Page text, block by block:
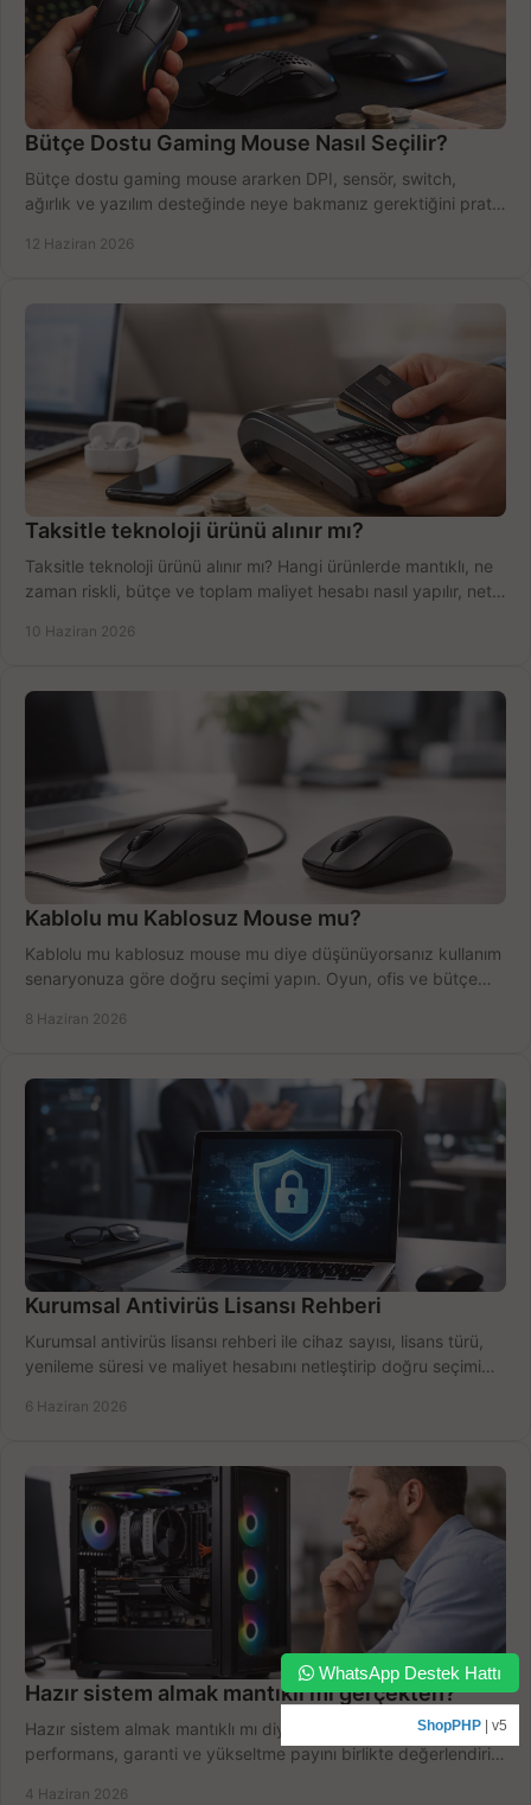
Bütçe Dostu Gaming Mouse Nasıl Seçilir?
Bütçe dostu gaming mouse ararken DPI, sensör, switch,
ağırlık ve yazılım desteğinde neye bakmanız gerektiğini pratik
12 Haziran 2026
Taksitle teknoloji ürünü alınır mı?
Taksitle teknoloji ürünü alınır mı? Hangi ürünlerde mantıklı, ne
zaman riskli, bütçe ve toplam maliyet hesabı nasıl yapılır, net
10 Haziran 2026
Kablolu mu Kablosuz Mouse mu?
Kablolu mu kablosuz mouse mu diye düşünüyorsanız kullanım
senaryonuza göre doğru seçimi yapın. Oyun, ofis ve bütçe
8 Haziran 2026
Kurumsal Antivirüs Lisansı Rehberi
Kurumsal antivirüs lisansı rehberi ile cihaz sayısı, lisans türü,
yenileme süresi ve maliyet hesabını netleştirip doğru seçimi
6 Haziran 2026
Hazır sistem almak mantıklı mı gerçekten?
Hazır sistem almak mantıklı mı diye düşünüyorsanız bütçe,
performans, garanti ve yükseltme payını birlikte değerlendirin,
4 Haziran 2026
WhatsApp Destek Hattı
ShopPHP | v5